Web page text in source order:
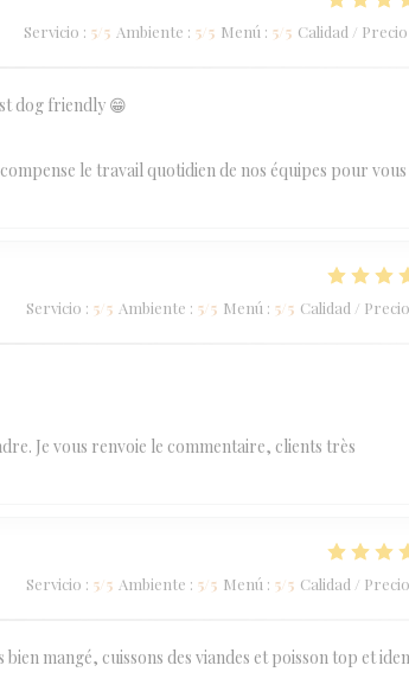
Servicio : 5/5 Ambiente : 5/5 Menú : 5/5 Calidad / Precio
dog friendly 😁
le travail quotidien de nos équipes pour vous
Servicio : 5/5 Ambiente : 5/5 Menú : 5/5 Calidad / Precio
Je vous renvoie le commentaire, clients très
Servicio : 5/5 Ambiente : 5/5 Menú : 5/5 Calidad / Precio
mangé, cuissons des viandes et poisson top et